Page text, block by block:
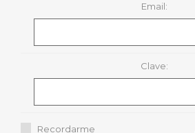
Email:
Clave:
Recordarme